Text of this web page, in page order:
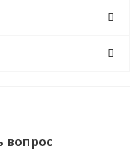
вопрос